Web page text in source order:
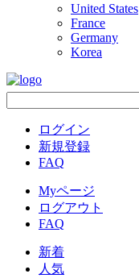
United States
France
Germany
Korea
ログイン
新規登録
FAQ
Myページ
ログアウト
FAQ
新着
人気